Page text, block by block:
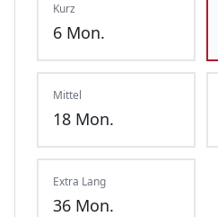
Kurz
6 Mon.
Mittel
18 Mon.
Extra Lang
36 Mon.